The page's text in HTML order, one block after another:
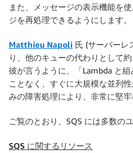
また、メッセージの表示機能を
ジを再処理できるようにします。
Matthieu Napoli 氏 (サーバーレ
り、他のキューの代わりとして
彼が言うように、「Lambda と
ことなく、すぐに大規模な並列
みの障害処理により、非常に堅牢
ご覧のとおり、SQS には多数の
SQS に関するリソース